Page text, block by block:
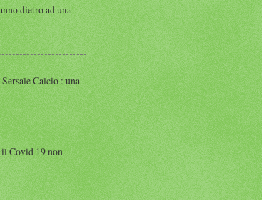
dietro ad una
Calcio : una
Covid 19 non